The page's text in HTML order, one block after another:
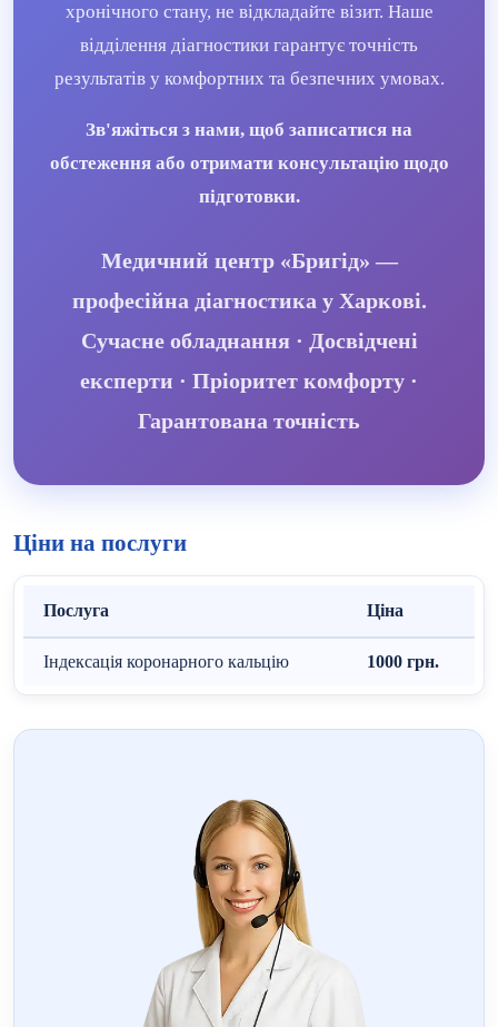
хронічного стану, не відкладайте візит. Наше
відділення діагностики гарантує точність
результатів у комфортних та безпечних умовах.
Зв'яжіться з нами, щоб записатися на
обстеження або отримати консультацію щодо
підготовки.
Медичний центр «Бригід» —
професійна діагностика у Харкові.
Сучасне обладнання · Досвідчені
експерти · Пріоритет комфорту ·
Гарантована точність
Ціни на послуги
Послуга Ціна
Індексація коронарного кальцію 1000 грн.